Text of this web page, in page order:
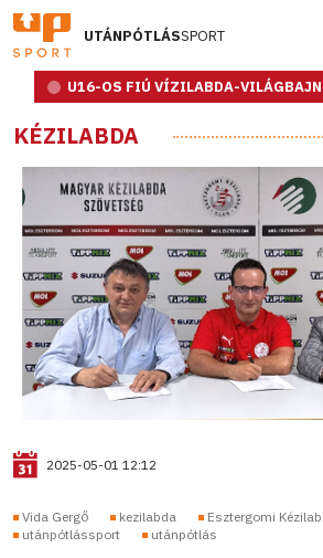
UTÁNPÓTLÁSSPORT
U16-OS FIÚ VÍZILABDA-
KÉZILABDA
2025-05-01 12:12
Vida Gergő kezilabda
Esztergomi
utánpótlássport
utánpótlás